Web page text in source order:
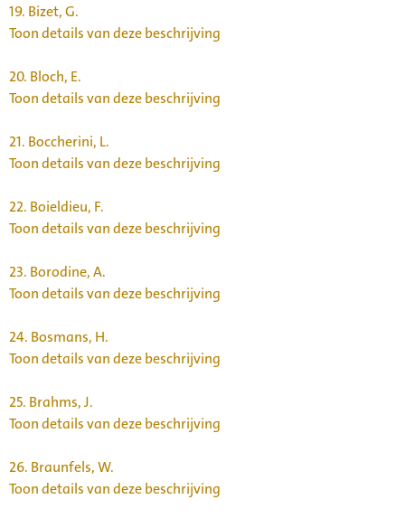
19. Bizet, G.
Toon details van deze beschrijving
20. Bloch, E.
Toon details van deze beschrijving
21. Boccherini, L.
Toon details van deze beschrijving
22. Boieldieu, F.
Toon details van deze beschrijving
23. Borodine, A.
Toon details van deze beschrijving
24. Bosmans, H.
Toon details van deze beschrijving
25. Brahms, J.
Toon details van deze beschrijving
26. Braunfels, W.
Toon details van deze beschrijving